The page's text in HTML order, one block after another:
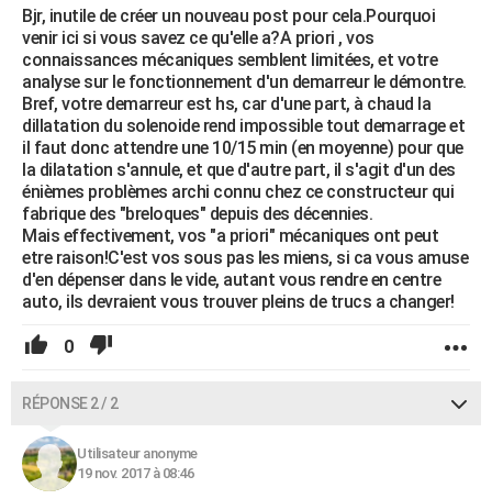
S'inscrire
Se connecter
Lycées
Collèges
Primaires
Universités
Entreprises
Service militaire
Avis de recherche
AVIS DE DÉCÈS
FORUM
Bricolage
Lifestyle
Culture
Sport
Auto
Television
Voyage
Cinema
Bjr, inutile de créer un nouveau post pour cela.Pourquoi
venir ici si vous savez ce qu'elle a?A priori , vos
connaissances mécaniques semblent limitées, et votre
analyse sur le fonctionnement d'un demarreur le démontre.
Bref, votre demarreur est hs, car d'une part, à chaud la
dillatation du solenoide rend impossible tout demarrage et
il faut donc attendre une 10/15 min (en moyenne) pour que
la dilatation s'annule, et que d'autre part, il s'agit d'un des
énièmes problèmes archi connu chez ce constructeur qui
fabrique des "breloques" depuis des décennies.
Mais effectivement, vos "a priori" mécaniques ont peut
etre raison!C'est vos sous pas les miens, si ca vous amuse
d'en dépenser dans le vide, autant vous rendre en centre
auto, ils devraient vous trouver pleins de trucs a changer!
0
RÉPONSE 2 / 2
Utilisateur anonyme
19 nov. 2017 à 08:46